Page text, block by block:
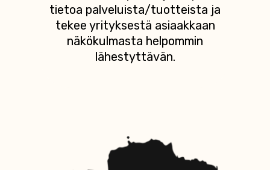
tietoa palveluista/tuotteista ja
tekee yrityksestä asiaakkaan
näkökulmasta helpommin
lähestyttävän.